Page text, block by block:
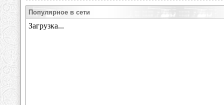
Популярное в сети